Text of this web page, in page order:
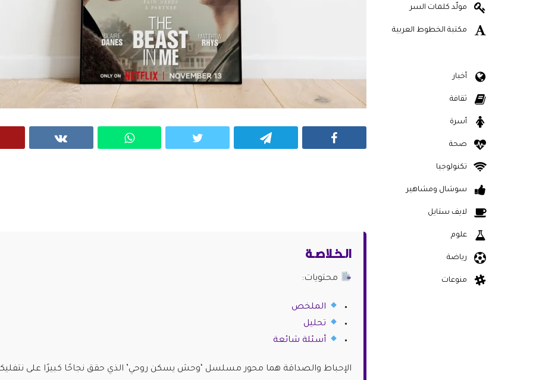
الـخـلاصـة
محتويات:
الملخص
تحليل
أسئلة شائعة
الإحباط والصداقة هما محور مسلسل ‘وحش يسكن روحي’ الذي حقق نجاحًا كبيرًا على
مولّد كلمات السر
مكتبة الخطوط العربية
أخبار
ثقافة
أسرة
صحة
تكنولوجيا
سوشال ومشاهير
لايف ستايل
علوم
رياضة
منوعات